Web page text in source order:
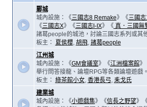
鄴城
城內設施：《三國志8 Remake》《三國
《三國志X》《三國志I-IX》《真．三國無
諸葛people的城池，討論三國志系列或其
板主：
夏侯櫻, 胡飛, 諸葛people
江州城
城內設施：《GM會議室》《江洲檔案館》
舉行問答接龍、論壇RPG等各類論壇遊戲。
板主： 綠茶館小女, 香港長弓, 耒戈氏
建業城
城內設施：《小遊戲集》《信長之野望》